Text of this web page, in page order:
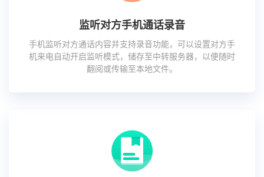
监听对方手机通话录音
手机监听对方通话内容并支持录音功能，可以设置对方手
机来电自动开启监听模式，储存至中转服务器，以便随时
翻阅或传输至本地文件。